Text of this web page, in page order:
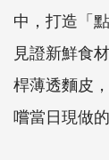
中，打造「
見證新鮮食
桿薄透麵皮
嚐當日現做